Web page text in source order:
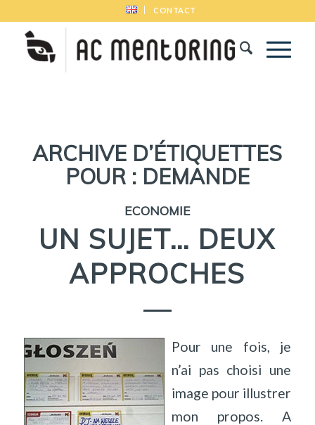
CONTACT
ARCHIVE D’ÉTIQUETTES
POUR : DEMANDE
ECONOMIE
UN SUJET… DEUX
APPROCHES
Pour une fois, je
n’ai pas choisi une
image pour illustrer
mon propos. A